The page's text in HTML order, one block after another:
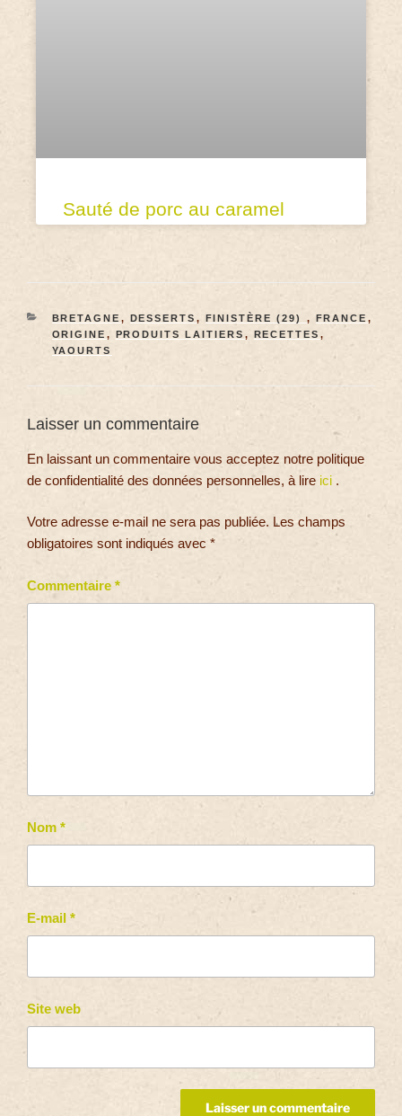
Sauté de porc au caramel
BRETAGNE , DESSERTS , FINISTÈRE (29) , FRANCE ,
ORIGINE , PRODUITS LAITIERS , RECETTES ,
YAOURTS
Laisser un commentaire
En laissant un commentaire vous acceptez notre politique
de confidentialité des données personnelles, à lire ici .
Votre adresse e-mail ne sera pas publiée. Les champs
obligatoires sont indiqués avec *
Commentaire *
Nom *
E-mail *
Site web